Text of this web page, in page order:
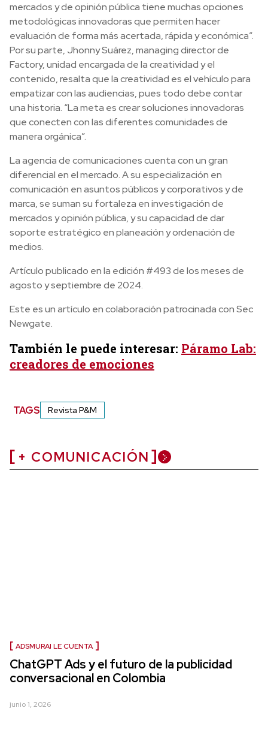
mercados y de opinión pública tiene muchas opciones
metodológicas innovadoras que permiten hacer
evaluación de forma más acertada, rápida y económica”.
Por su parte, Jhonny Suárez, managing director de
Factory, unidad encargada de la creatividad y el
contenido, resalta que la creatividad es el vehículo para
empatizar con las audiencias, pues todo debe contar
una historia. “La meta es crear soluciones innovadoras
que conecten con las diferentes comunidades de
manera orgánica”.
La agencia de comunicaciones cuenta con un gran
diferencial en el mercado. A su especialización en
comunicación en asuntos públicos y corporativos y de
marca, se suman su fortaleza en investigación de
mercados y opinión pública, y su capacidad de dar
soporte estratégico en planeación y ordenación de
medios.
Artículo publicado en la edición #493 de los meses de
agosto y septiembre de 2024.
Este es un artículo en colaboración patrocinada con Sec
Newgate.
También le puede interesar: Páramo Lab:
creadores de emociones
TAGS Revista P&M
+ COMUNICACIÓN
ADSMURAI LE CUENTA
ChatGPT Ads y el futuro de la publicidad
conversacional en Colombia
junio 1, 2026